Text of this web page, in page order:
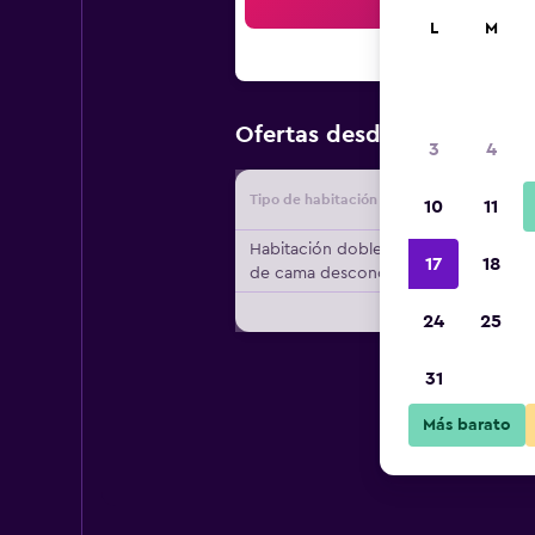
Ofertas desde
Tipo de habitación
Habitación doble, tipo
de cama desconocido
L M
3 4
10 11
17 18
24 25
31
Más barato